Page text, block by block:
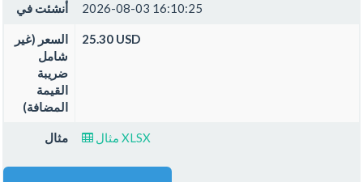
أنشئت في 2026-08-03 16:10:25
السعر (غير
شامل
ضريبة
القيمة
المضافة)
25.30 USD
مثال مثال XLSX